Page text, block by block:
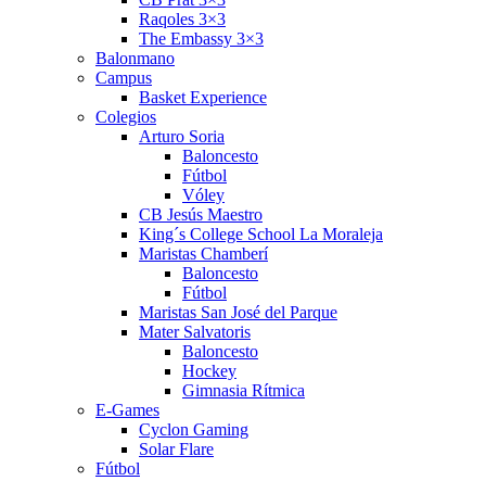
Raqoles 3×3
The Embassy 3×3
Balonmano
Campus
Basket Experience
Colegios
Arturo Soria
Baloncesto
Fútbol
Vóley
CB Jesús Maestro
King´s College School La Moraleja
Maristas Chamberí
Baloncesto
Fútbol
Maristas San José del Parque
Mater Salvatoris
Baloncesto
Hockey
Gimnasia Rítmica
E-Games
Cyclon Gaming
Solar Flare
Fútbol